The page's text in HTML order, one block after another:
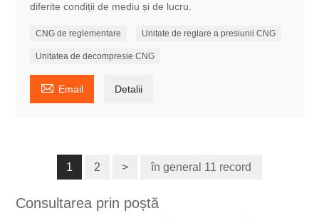
diferite condiții de mediu și de lucru.
CNG de reglementare Unitate de reglare a presiunii CNG
Unitatea de decompresie CNG
 Email Detalii
1 2 > în general 11 record
Consultarea prin poștă